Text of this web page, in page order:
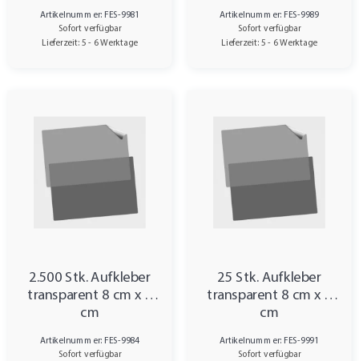
Artikelnummer: FES-9981
Sofort verfügbar
Lieferzeit: 5 - 6 Werktage
Artikelnummer: FES-9989
Sofort verfügbar
Lieferzeit: 5 - 6 Werktage
2.500 Stk. Aufkleber
transparent 8 cm x 4
cm
Artikelnummer: FES-9984
Sofort verfügbar
25 Stk. Aufkleber
transparent 8 cm x 4
cm
Artikelnummer: FES-9991
Sofort verfügbar